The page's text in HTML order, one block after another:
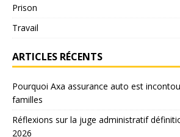
Prison
Travail
ARTICLES RÉCENTS
Pourquoi Axa assurance auto est
familles
Réflexions sur la juge administratif
2026